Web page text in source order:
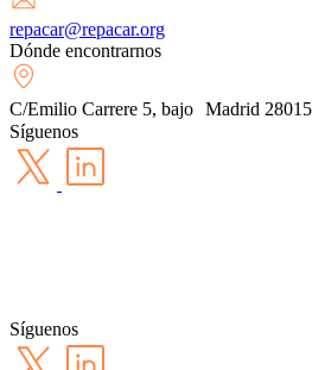
repacar@repacar.org
Dónde encontrarnos
C/Emilio Carrere 5, bajo Madrid 28015
Síguenos
Síguenos